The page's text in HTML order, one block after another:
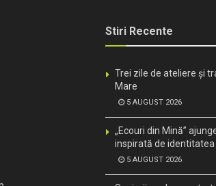
Stiri Recente
Trei zile de ateliere și
Mare
5 AUGUST 2026
„Ecouri din Mină”
inspirată de
5 AUGUST 2026